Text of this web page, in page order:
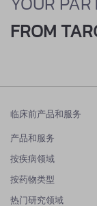
FROM
临床前产品和服务
产品和服务
按疾病领域
按药物类型
热门研究领域